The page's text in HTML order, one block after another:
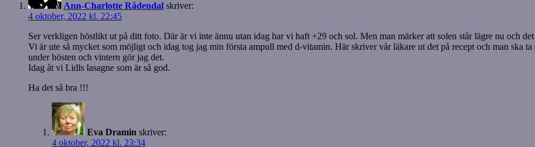
Ann-Charlotte Rådendal skriver:
4 oktober, 2022 kl. 22:45
Ser verkligen höstlikt ut på ditt foto. Där är vi inte ännu utan idag har vi haft +29 och sol. Men man märker att solen står lägre nu och
Vi är ute så mycket som möjligt och idag tog jag min första ampull med d-vitamin. Här skriver vår läkare ut det på recept och man ska
under hösten och vintern gör jag det.
Idag åt vi Lidls lasagne som är så god.
Ha det så bra !!!
Eva Dramin skriver:
4 oktober, 2022 kl. 23:34